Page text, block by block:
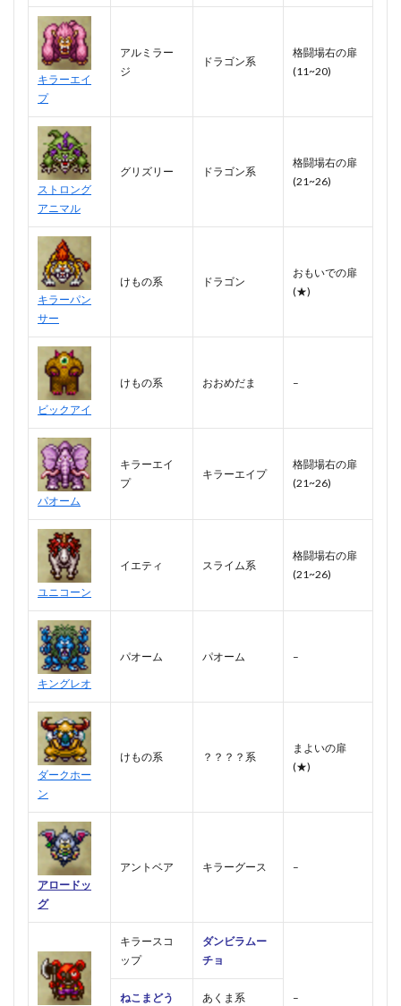
キラーエイ
プ
アルミラー
ジ
ドラゴン系
格闘場右の扉
(11~20)
ストロング
アニマル
グリズリー ドラゴン系
格闘場右の扉
(21~26)
キラーパン
サー
けもの系 ドラゴン
おもいでの扉
(★)
ビックアイ
けもの系 おおめだま –
パオーム
キラーエイ
プ
キラーエイプ
格闘場右の扉
(21~26)
ユニコーン
イエティ スライム系
格闘場右の扉
(21~26)
キングレオ
パオーム パオーム –
ダークホー
ン
けもの系 ？？？？系
まよいの扉
(★)
アロードッ
グ
アントベア キラーグース –
キラースコ
ップ
ダンビラムー
チョ
–
ねこまどう あくま系